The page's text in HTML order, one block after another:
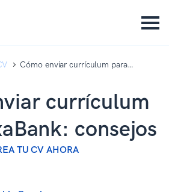
Cómo enviar currículum para
currículum
consejos
TU CV AHORA